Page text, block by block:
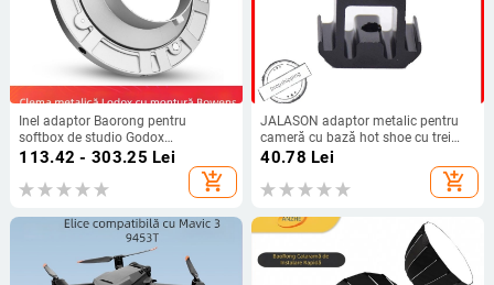
Inel adaptor Baorong pentru
softbox de studio Godox
(patrat/octagonal)
113.42 - 303.25 Lei
add_shopping_cart
JALASON adaptor metalic pentru
cameră cu bază hot shoe cu trei
brațe — montaj multifuncțional
pentru iluminator, microfon și
monitor
40.78 Lei
add_shopping_cart